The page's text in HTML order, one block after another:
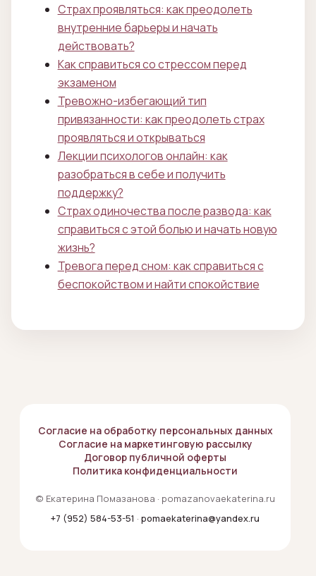
Страх проявляться: как преодолеть
внутренние барьеры и начать
действовать?
Как справиться со стрессом перед
экзаменом
Тревожно-избегающий тип
привязанности: как преодолеть страх
проявляться и открываться
Лекции психологов онлайн: как
разобраться в себе и получить
поддержку?
Страх одиночества после развода: как
справиться с этой болью и начать новую
жизнь?
Тревога перед сном: как справиться с
беспокойством и найти спокойствие
Согласие на обработку персональных данных
Согласие на маркетинговую рассылку
Договор публичной оферты
Политика конфиденциальности
© Екатерина Помазанова · pomazanovaekaterina.ru
+7 (952) 584-53-51 · pomaekaterina@yandex.ru